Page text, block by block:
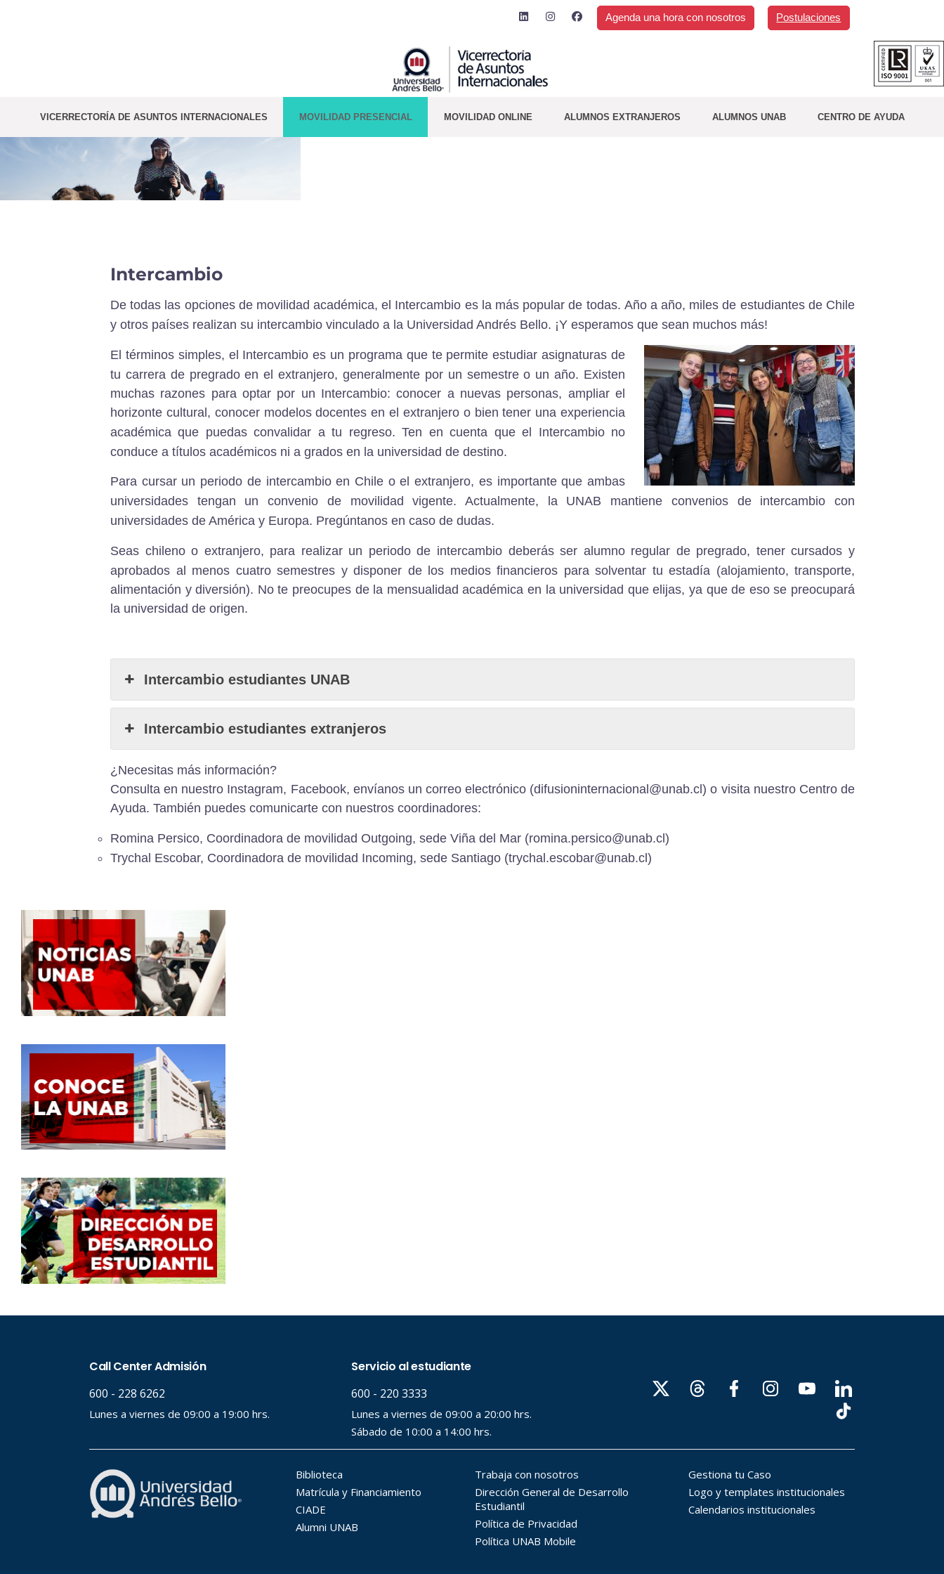
Agenda una hora con nosotros Postulaciones
VICERRECTORÍA DE ASUNTOS INTERNACIONALES MOVILIDAD PRESENCIAL MOVILIDAD ONLINE ALUMNOS EXTRANJEROS ALUMNOS UNAB CENTRO DE AYUDA
Intercambio
De todas las opciones de movilidad académica, el Intercambio es la más popular de todas. Año a año, miles de estudiantes de Chile
y otros países realizan su intercambio vinculado a la Universidad Andrés Bello. ¡Y esperamos que sean muchos más!
El términos simples, el Intercambio es un programa que te permite estudiar asignaturas de
tu carrera de pregrado en el extranjero, generalmente por un semestre o un año. Existen
muchas razones para optar por un Intercambio: conocer a nuevas personas, ampliar el
horizonte cultural, conocer modelos docentes en el extranjero o bien tener una experiencia
académica que puedas convalidar a tu regreso.Ten en cuenta que el Intercambio no
conduce a títulos académicos ni a grados en la universidad de destino.
Para cursar un periodo de intercambio en Chile o el extranjero, es importante que ambas
universidades tengan un convenio de movilidad vigente. Actualmente,
la UNAB mantiene convenios de intercambio con
universidades de América y Europa. Pregúntanos en caso de dudas.
Seas chileno o extranjero, para realizar un periodo de intercambio deberásser alumno regular de pregrado, tener cursados y
aprobados al menos cuatro semestres y disponer de los medios financieros para solventar tu estadía (alojamiento, transporte,
alimentación y diversión). No te preocupes de la mensualidad académica en la universidad que elijas, ya que de eso se preocupará
la universidad de origen.
Intercambio estudiantes UNAB
Intercambio estudiantes extranjeros
¿Necesitas más información?
Consulta en nuestro Instagram, Facebook, envíanos un correo electrónico (difusioninternacional@unab.cl) o visita nuestro Centro de
Ayuda. También puedes comunicarte con nuestros coordinadores:
Romina Persico, Coordinadora de movilidad Outgoing, sede Viña del Mar (romina.persico@unab.cl)
Trychal Escobar, Coordinadora de movilidad Incoming, sede Santiago (trychal.escobar@unab.cl)